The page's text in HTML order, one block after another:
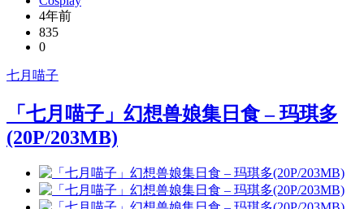
4年前
835
0
七月喵子
「七月喵子」幻想兽娘集日食 – 玛琪多
(20P/203MB)